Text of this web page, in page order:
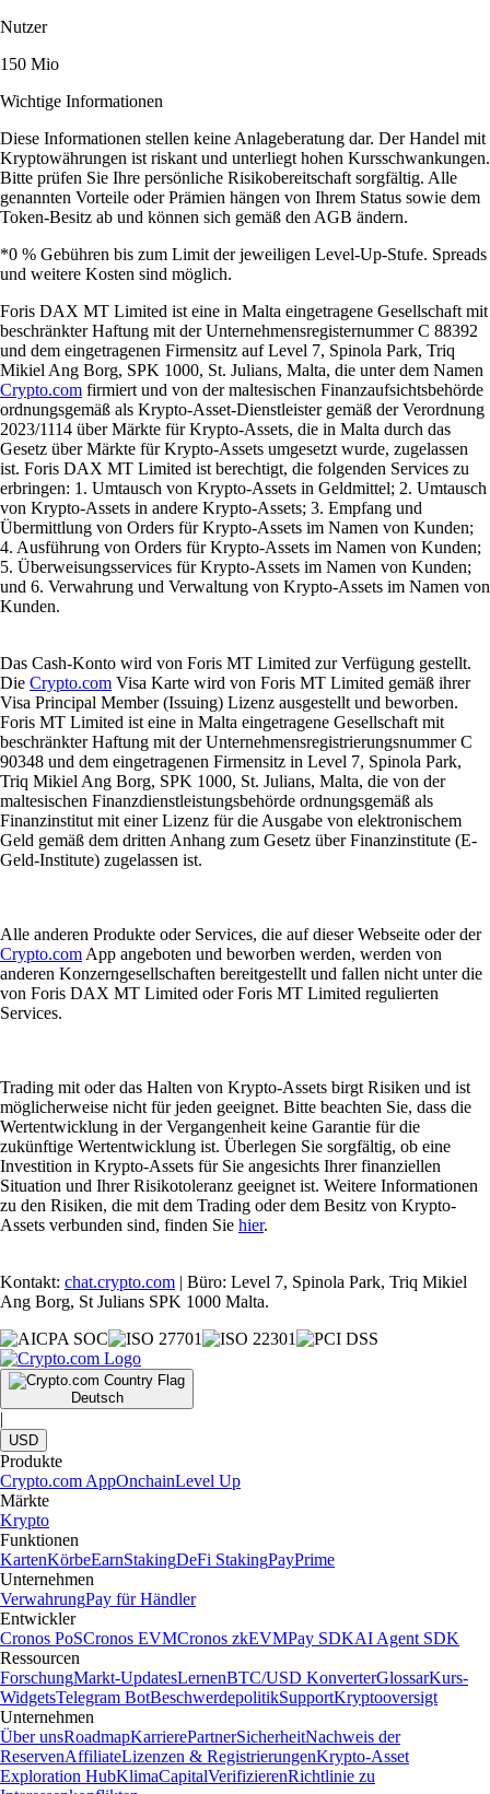
Nutzer
150 Mio
Wichtige Informationen
Diese Informationen stellen keine Anlageberatung dar. Der Handel mit
Kryptowährungen ist riskant und unterliegt hohen Kursschwankungen.
Bitte prüfen Sie Ihre persönliche Risikobereitschaft sorgfältig. Alle
genannten Vorteile oder Prämien hängen von Ihrem Status sowie dem
Token-Besitz ab und können sich gemäß den AGB ändern.
*0 % Gebühren bis zum Limit der jeweiligen Level-Up-Stufe. Spreads
und weitere Kosten sind möglich.
Foris DAX MT Limited ist eine in Malta eingetragene Gesellschaft mit
beschränkter Haftung mit der Unternehmensregisternummer C 88392
und dem eingetragenen Firmensitz auf Level 7, Spinola Park, Triq
Mikiel Ang Borg, SPK 1000, St. Julians, Malta, die unter dem Namen
Crypto.com firmiert und von der maltesischen Finanzaufsichtsbehörde
ordnungsgemäß als Krypto-Asset-Dienstleister gemäß der Verordnung
2023/1114 über Märkte für Krypto-Assets, die in Malta durch das
Gesetz über Märkte für Krypto-Assets umgesetzt wurde, zugelassen
ist. Foris DAX MT Limited ist berechtigt, die folgenden Services zu
erbringen: 1. Umtausch von Krypto-Assets in Geldmittel; 2. Umtausch
von Krypto-Assets in andere Krypto-Assets; 3. Empfang und
Übermittlung von Orders für Krypto-Assets im Namen von Kunden;
4. Ausführung von Orders für Krypto-Assets im Namen von Kunden;
5. Überweisungsservices für Krypto-Assets im Namen von Kunden;
und 6. Verwahrung und Verwaltung von Krypto-Assets im Namen von
Kunden.
Das Cash-Konto wird von Foris MT Limited zur Verfügung gestellt.
Die Crypto.com Visa Karte wird von Foris MT Limited gemäß ihrer
Visa Principal Member (Issuing) Lizenz ausgestellt und beworben.
Foris MT Limited ist eine in Malta eingetragene Gesellschaft mit
beschränkter Haftung mit der Unternehmensregistrierungsnummer C
90348 und dem eingetragenen Firmensitz in Level 7, Spinola Park,
Triq Mikiel Ang Borg, SPK 1000, St. Julians, Malta, die von der
maltesischen Finanzdienstleistungsbehörde ordnungsgemäß als
Finanzinstitut mit einer Lizenz für die Ausgabe von elektronischem
Geld gemäß dem dritten Anhang zum Gesetz über Finanzinstitute (E-
Geld-Institute) zugelassen ist.
Alle anderen Produkte oder Services, die auf dieser Webseite oder der
Crypto.com App angeboten und beworben werden, werden von
anderen Konzerngesellschaften bereitgestellt und fallen nicht unter die
von Foris DAX MT Limited oder Foris MT Limited regulierten
Services.
Trading mit oder das Halten von Krypto-Assets birgt Risiken und ist
möglicherweise nicht für jeden geeignet. Bitte beachten Sie, dass die
Wertentwicklung in der Vergangenheit keine Garantie für die
zukünftige Wertentwicklung ist. Überlegen Sie sorgfältig, ob eine
Investition in Krypto-Assets für Sie angesichts Ihrer finanziellen
Situation und Ihrer Risikotoleranz geeignet ist. Weitere Informationen
zu den Risiken, die mit dem Trading oder dem Besitz von Krypto-
Assets verbunden sind, finden Sie hier.
Kontakt: chat.crypto.com | Büro: Level 7, Spinola Park, Triq Mikiel
Ang Borg, St Julians SPK 1000 Malta.
Deutsch
|
USD
Produkte
Crypto.com AppOnchainLevel Up
Märkte
Krypto
Funktionen
KartenKörbeEarnStakingDeFi StakingPayPrime
Unternehmen
VerwahrungPay für Händler
Entwickler
Cronos PoSCronos EVMCronos zkEVMPay SDKAI Agent SDK
Ressourcen
ForschungMarkt-UpdatesLernenBTC/USD KonverterGlossarKurs-
WidgetsTelegram BotBeschwerdepolitikSupportKryptooversigt
Unternehmen
Über unsRoadmapKarrierePartnerSicherheitNachweis der
ReservenAffiliateLizenzen & RegistrierungenKrypto-Asset
Exploration HubKlimaCapitalVerifizierenRichtlinie zu